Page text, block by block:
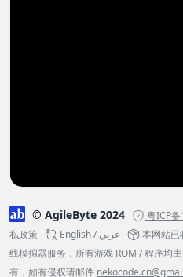
© AgileByte 2024 粤ICP
私政策
English/عربي 本网站已
线模拟器服务，所有游戏 ROM / 程序均
有，如有侵权请邮件